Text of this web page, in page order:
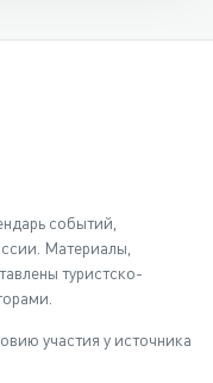
событий,
Материалы,
туристско-
участия у источника